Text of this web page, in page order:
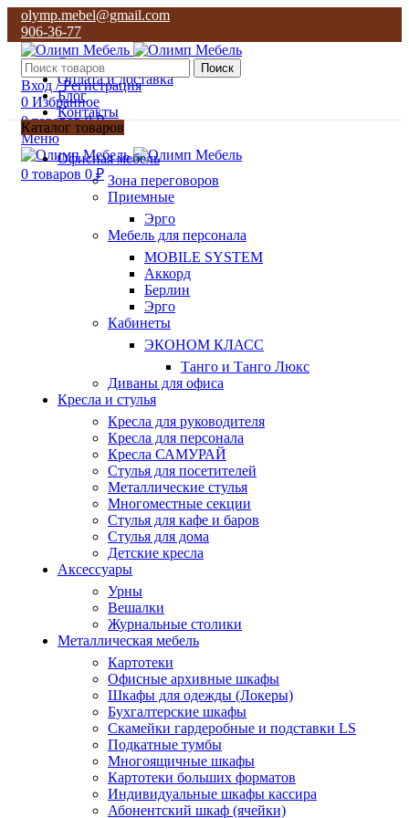
olymp.mebel@gmail.com
906-36-77
О нас
Оплата и доставка
Блог
Контакты
906-36-77
Поиск
Вход / Регистрация
0 Избранное
0товаров 0₽
Меню
0 товаров 0 ₽
Каталог товаров
Офисная мебель
Зона переговоров
Приемные
Эрго
Мебель для персонала
MOBILE SYSTEM
Аккорд
Берлин
Эрго
Кабинеты
ЭКОНОМ КЛАСС
Танго и Танго Люкс
Диваны для офиса
Кресла и стулья
Кресла для руководителя
Кресла для персонала
Кресла САМУРАЙ
Стулья для посетителей
Металлические стулья
Многоместные секции
Стулья для кафе и баров
Стулья для дома
Детские кресла
Аксессуары
Урны
Вешалки
Журнальные столики
Металлическая мебель
Картотеки
Офисные архивные шкафы
Шкафы для одежды (Локеры)
Бухгалтерские шкафы
Скамейки гардеробные и подставки LS
Подкатные тумбы
Многоящичные шкафы
Картотеки больших форматов
Индивидуальные шкафы кассира
Абонентский шкаф (ячейки)